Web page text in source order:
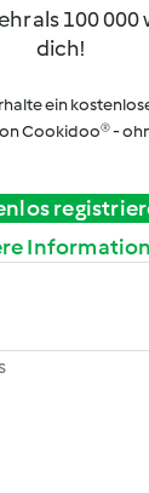
als 100
dich!
ein
Cookidoo® -